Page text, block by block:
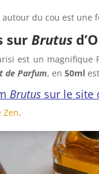
autour du cou est
surBrutus
est un
de Parfum, en50ml
Brutus sur le site
Zen.